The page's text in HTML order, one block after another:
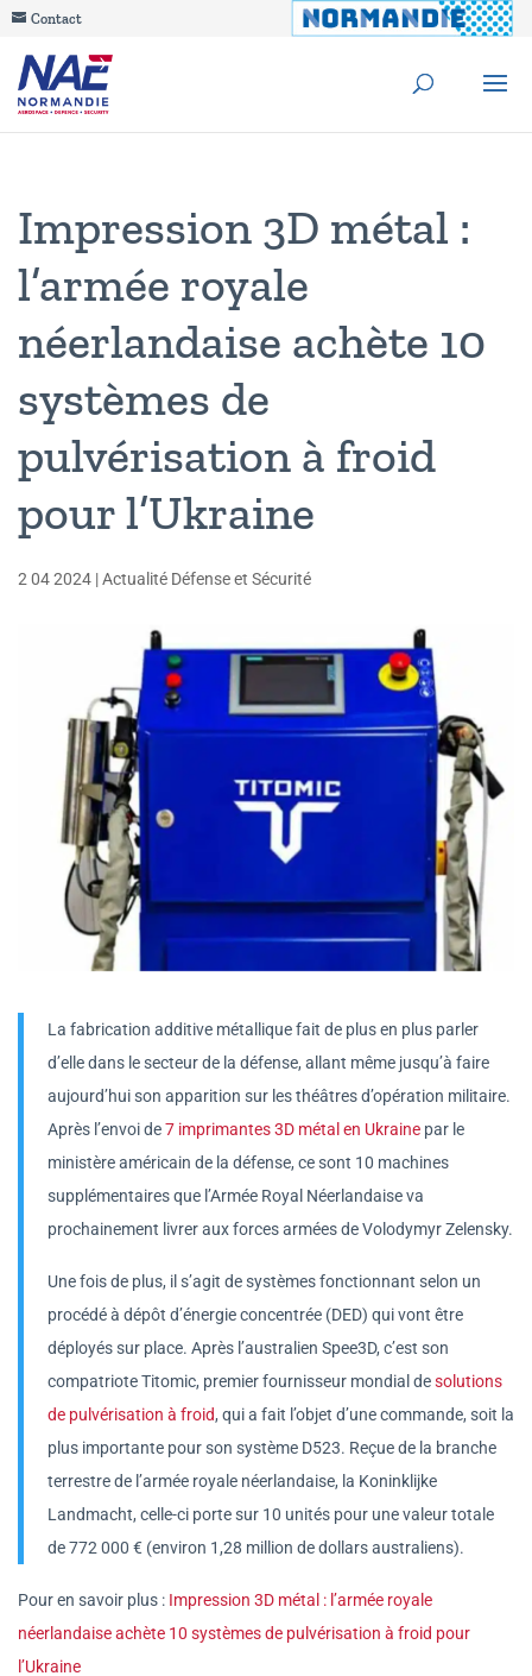
Contact
Impression 3D métal :
l’armée royale
néerlandaise achète 10
systèmes de
pulvérisation à froid
pour l’Ukraine
2 04 2024 |Actualité Défense et Sécurité
La fabrication additive métallique fait de plus en plus parler
d’elle dans le secteur de la défense, allant même jusqu’à faire
aujourd’hui son apparition sur les théâtres d’opération militaire.
Après l’envoi de7 imprimantes 3D métal en Ukraine par le
ministère américain de la défense, ce sont 10 machines
supplémentaires que l’Armée Royal Néerlandaise va
prochainement livrer aux forces armées de Volodymyr Zelensky.
Une fois de plus, il s’agit de systèmes fonctionnant selon un
procédé à dépôt d’énergie concentrée (DED) qui vont être
déployés sur place. Après l’australien Spee3D, c’est son
compatriote Titomic, premier fournisseur mondial desolutions
de pulvérisation à froid, qui a fait l’objet d’une commande, soit la
plus importante pour son système D523. Reçue de la branche
terrestre de l’armée royale néerlandaise, la Koninklijke
Landmacht, celle-ci porte sur 10 unités pour une valeur totale
de 772 000 € (environ 1,28 million de dollars australiens).
Pour en savoir plus : Impression 3D métal : l’armée royale
néerlandaise achète 10 systèmes de pulvérisation à froid pour
l’Ukraine